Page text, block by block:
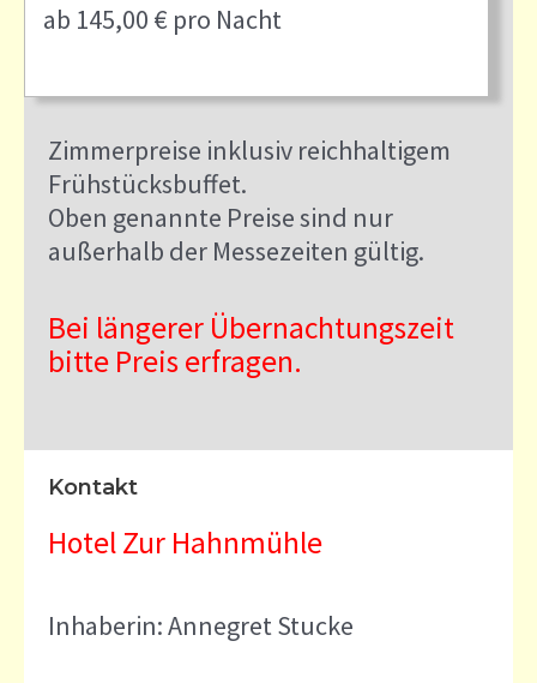
ab 145,00 € pro Nacht
Zimmerpreise inklusiv reichhaltigem
Frühstücksbuffet.
Oben genannte Preise sind nur
außerhalb der Messezeiten gültig.
Bei längerer Übernachtungszeit
bitte Preis erfragen.
Kontakt
Hotel Zur Hahnmühle
Inhaberin: Annegret Stucke